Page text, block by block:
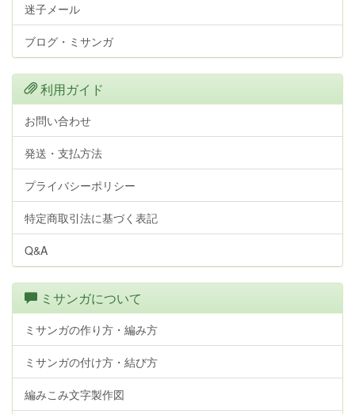
迷子メール
ブログ・ミサンガ
利用ガイド
お問い合わせ
発送・支払方法
プライバシーポリシー
特定商取引法に基づく表記
Q&A
ミサンガについて
ミサンガの作り方・編み方
ミサンガの付け方・結び方
編みこみ文字製作図